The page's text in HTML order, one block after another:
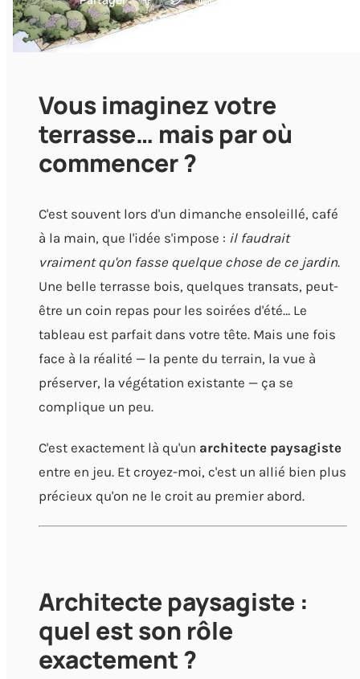
Vous imaginez votre
terrasse… mais par où
commencer ?
C'est souvent lors d'un dimanche ensoleillé, café
à la main, que l'idée s'impose : il faudrait
vraiment qu'on fasse quelque chose de ce jardin.
Une belle terrasse bois, quelques transats, peut-
être un coin repas pour les soirées d'été… Le
tableau est parfait dans votre tête. Mais une fois
face à la réalité — la pente du terrain, la vue à
préserver, la végétation existante — ça se
complique un peu.
C'est exactement là qu'un architecte paysagiste
entre en jeu. Et croyez-moi, c'est un allié bien plus
précieux qu'on ne le croit au premier abord.
Architecte paysagiste :
quel est son rôle
exactement ?